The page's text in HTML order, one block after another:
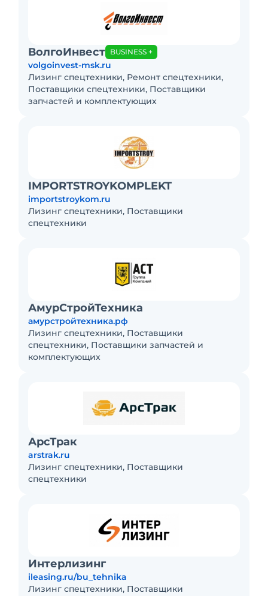
ВолгоИнвест BUSINESS +
volgoinvest-msk.ru
Лизинг спецтехники, Ремонт спецтехники,
Поставщики спецтехники, Поставщики
запчастей и комплектующих
IMPORTSTROYKOMPLEKT
importstroykom.ru
Лизинг спецтехники, Поставщики
спецтехники
АмурСтройТехника
амурстройтехника.рф
Лизинг спецтехники, Поставщики
спецтехники, Поставщики запчастей и
комплектующих
АрсТрак
arstrak.ru
Лизинг спецтехники, Поставщики
спецтехники
Интерлизинг
ileasing.ru/bu_tehnika
Лизинг спецтехники, Поставщики